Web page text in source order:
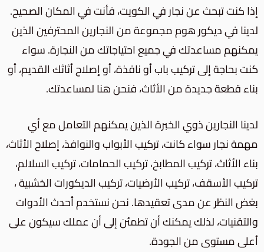
إذا كنت تبحث عن نجار في الكويت، فأنت في المكان الصحيح.
لدينا في ديكور هوم مجموعة من النجارين المحترفين الذين
يمكنهم مساعدتك في جميع احتياجاتك من النجارة. سواء
كنت بحاجة إلى تركيب باب أو نافذة، أو إصلاح أثاثك القديم، أو
بناء قطعة جديدة من الأثاث، فنحن هنا لمساعدتك.
لدينا النجارين ذوي الخبرة الذين يمكنهم التعامل مع أي
مهمة نجار سواء كانت، تركيب الأبواب والنوافذ، إصلاح الأثاث،
بناء الأثاث، تركيب المطابخ، تركيب الحمامات، تركيب السلالم،
تركيب الأسقف، تركيب الأرضيات، تركيب الديكورات الخشبية ،
بغض النظر عن مدى تعقيدها. نحن نستخدم أحدث الأدوات
والتقنيات، لذلك يمكنك أن تطمئن إلى أن عملك سيكون على
أعلى مستوى من الجودة.